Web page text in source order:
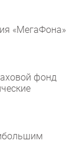
«МегаФона»
фонд